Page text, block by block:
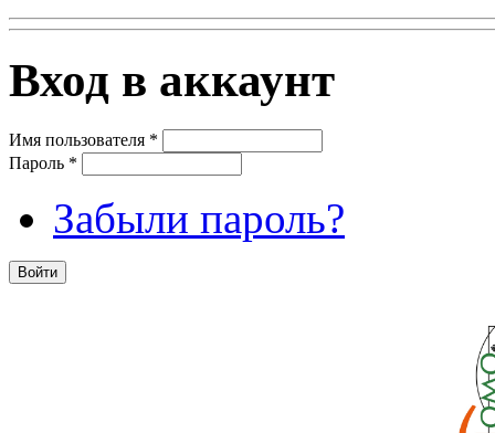
Вход в аккаунт
Имя пользователя *
Пароль *
Забыли пароль?